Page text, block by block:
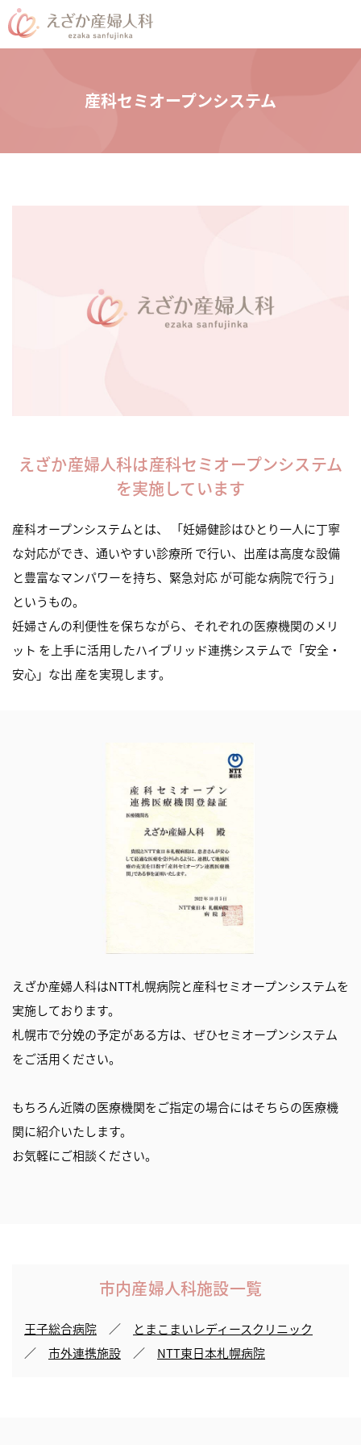
産科セミオープンシステム
えざか産婦人科は産科セミオープンシステム
を実施しています
産科オープンシステムとは、 「妊婦健診はひとり一人に丁寧
な対応ができ、通いやすい診療所 で行い、出産は高度な設備
と豊富なマンパワーを持ち、緊急対応 が可能な病院で行う」
というもの。
妊婦さんの利便性を保ちながら、それぞれの医療機関のメリ
ット を上手に活用したハイブリッド連携システムで「安全・
安心」な出 産を実現します。
えざか産婦人科はNTT札幌病院と産科セミオープンシステムを
実施しております。
札幌市で分娩の予定がある方は、ぜひセミオープンシステム
をご活用ください。
もちろん近隣の医療機関をご指定の場合にはそちらの医療機
関に紹介いたします。
お気軽にご相談ください。
市内産婦人科施設一覧
王子総合病院 ／
とまこまいレディースクリニック
／ 市外連携施設 ／ NTT東日本札幌病院